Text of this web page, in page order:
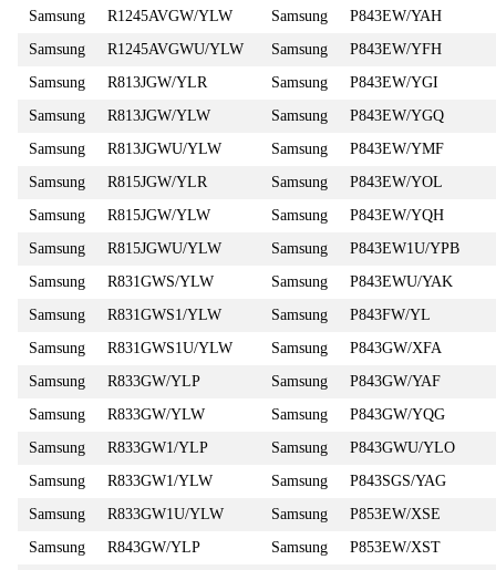
Samsung
R1245AVGW/YLW Samsung
P843EW/YAH
Samsung
R1245AVGWU/YLW Samsung
P843EW/YFH
Samsung
R813JGW/YLR Samsung
P843EW/YGI
Samsung
R813JGW/YLW Samsung
P843EW/YGQ
Samsung
R813JGWU/YLW Samsung
P843EW/YMF
Samsung
R815JGW/YLR Samsung
P843EW/YOL
Samsung
R815JGW/YLW Samsung
P843EW/YQH
Samsung
R815JGWU/YLW Samsung
P843EW1U/YPB
Samsung
R831GWS/YLW Samsung
P843EWU/YAK
Samsung
R831GWS1/YLW Samsung
P843FW/YL
Samsung
R831GWS1U/YLW Samsung
P843GW/XFA
Samsung
R833GW/YLP Samsung
P843GW/YAF
Samsung
R833GW/YLW Samsung
P843GW/YQG
Samsung
R833GW1/YLP Samsung
P843GWU/YLO
Samsung
R833GW1/YLW Samsung
P843SGS/YAG
Samsung
R833GW1U/YLW Samsung
P853EW/XSE
Samsung
R843GW/YLP Samsung
P853EW/XST